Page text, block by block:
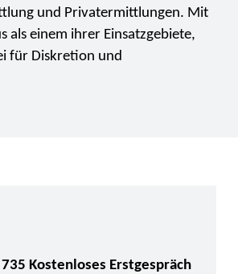
und Privatermittlungen. Mit
als einem ihrer Einsatzgebiete,
für Diskretion und
Kostenloses Erstgespräch